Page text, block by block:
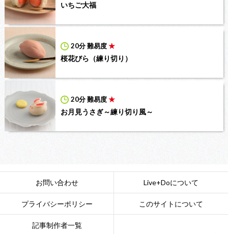
いちご大福
20分難易度★
桜花びら（練り切り）
20分難易度★
お月見うさぎ～練り切り風～
お問い合わせ Live+Doについて
プライバシーポリシー このサイトについて
記事制作者一覧